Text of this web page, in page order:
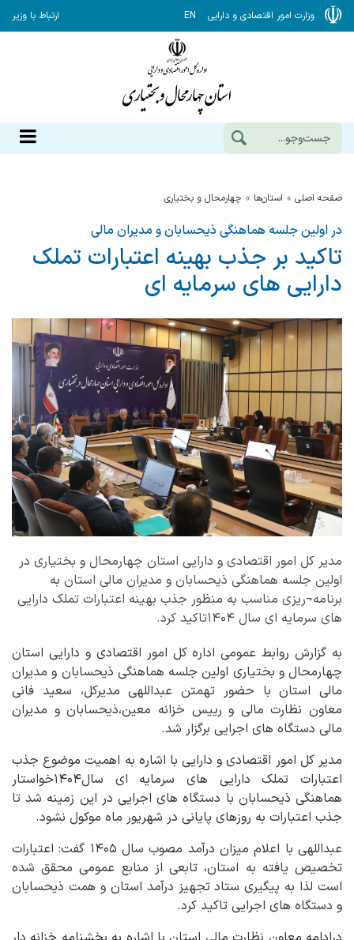
وزارت امور اقتصادی و دارایی EN ارتباط با وزیر
صفحه اصلی استان‌ها چهارمحال و بختياري
در اولین جلسه هماهنگی ذیحسابان و مدیران مالی
تاکید بر جذب بهینه اعتبارات تملک
دارایی های سرمایه ای
مدیر کل امور اقتصادی و دارایی استان چهارمحال و بختیاری در
اولین جلسه هماهنگی ذیحسابان و مدیران مالی استان به
برنامه¬ریزی مناسب به منظور جذب بهینه اعتبارات تملک دارایی
های سرمایه ای سال ۱۴۰۴تاکید کرد.
به گزارش روابط عمومی اداره کل امور اقتصادی و دارایی استان
چهارمحال و بختیاری اولین جلسه هماهنگی ذیحسابان و مدیران
مالی استان با حضور تهمتن عبداللهی مدیرکل، سعید فانی
معاون نظارت مالی و رییس خزانه معین،ذیحسابان و مدیران
مالی دستگاه های اجرایی برگزار شد.
مدیر کل امور اقتصادی و دارایی با اشاره به اهمیت موضوع جذب
اعتبارات تملک دارایی های سرمایه ای سال۱۴۰۴خواستار
هماهنگی ذیحسابان با دستگاه های اجرایی در این زمینه شد تا
جذب اعتبارات به روزهای پایانی در شهریور ماه موکول نشود.
عبداللهی با اعلام میزان درآمد مصوب سال ۱۴۰۵ گفت: اعتبارات
تخصیص یافته به استان، تابعی از منابع عمومی محقق شده
است لذا به پیگیری ستاد تجهیز درآمد استان و همت ذیحسابان
و دستگاه های اجرایی تاکید کرد.